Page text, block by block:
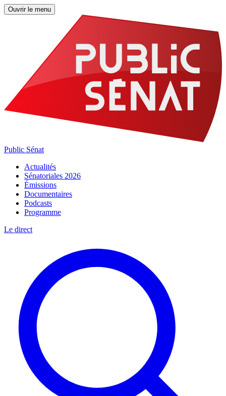
Ouvrir le menu
Public Sénat
Actualités
Sénatoriales 2026
Émissions
Documentaires
Podcasts
Programme
Le direct